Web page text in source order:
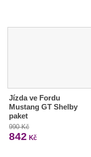
Jízda ve Fordu
Mustang GT Shelby
paket
990 Kč
842 Kč